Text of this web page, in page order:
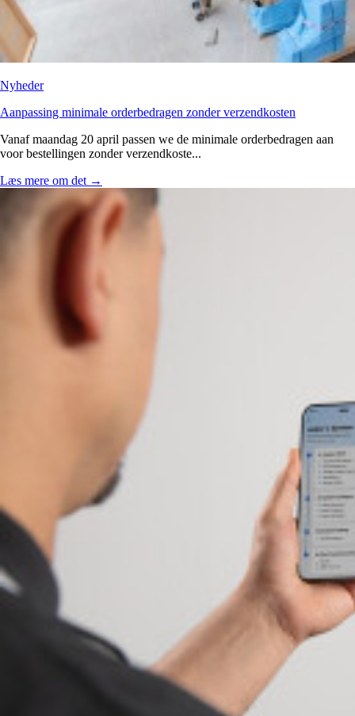
Nyheder
Aanpassing minimale orderbedragen zonder verzendkosten
Vanaf maandag 20 april passen we de minimale orderbedragen aan
voor bestellingen zonder verzendkoste...
Læs mere om det →